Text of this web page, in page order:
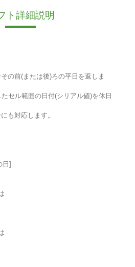
ト詳細説明
の前(または後)ろの平日を返しま
セル範囲の日付(シリアル値)を休日
も対応します。
日]